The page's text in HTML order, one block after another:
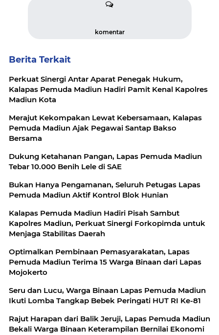
komentar
Berita Terkait
Perkuat Sinergi Antar Aparat Penegak Hukum,
Kalapas Pemuda Madiun Hadiri Pamit Kenal Kapolres
Madiun Kota
Merajut Kekompakan Lewat Kebersamaan, Kalapas
Pemuda Madiun Ajak Pegawai Santap Bakso
Bersama
Dukung Ketahanan Pangan, Lapas Pemuda Madiun
Tebar 10.000 Benih Lele di SAE
Bukan Hanya Pengamanan, Seluruh Petugas Lapas
Pemuda Madiun Aktif Kontrol Blok Hunian
Kalapas Pemuda Madiun Hadiri Pisah Sambut
Kapolres Madiun, Perkuat Sinergi Forkopimda untuk
Menjaga Stabilitas Daerah
Optimalkan Pembinaan Pemasyarakatan, Lapas
Pemuda Madiun Terima 15 Warga Binaan dari Lapas
Mojokerto
Seru dan Lucu, Warga Binaan Lapas Pemuda Madiun
Ikuti Lomba Tangkap Bebek Peringati HUT RI Ke-81
Rajut Harapan dari Balik Jeruji, Lapas Pemuda Madiun
Bekali Warga Binaan Keterampilan Bernilai Ekonomi